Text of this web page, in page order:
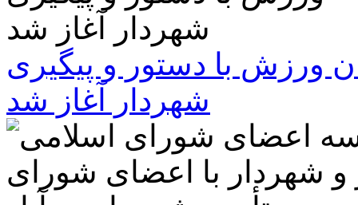
ورزش با دستور و پیگیری
شهردار آغاز شد